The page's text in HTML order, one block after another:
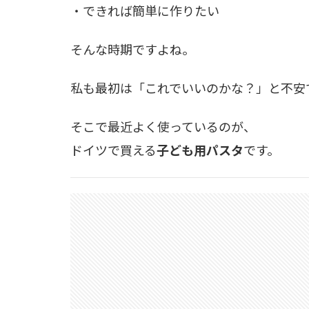
・できれば簡単に作りたい
そんな時期ですよね。
私も最初は「これでいいのかな？」と不
そこで最近よく使っているのが、
ドイツで買える子ども用パスタです。